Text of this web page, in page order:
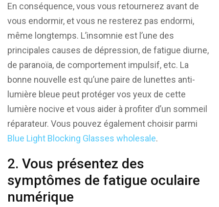
En conséquence, vous vous retournerez avant de
vous endormir, et vous ne resterez pas endormi,
même longtemps. L’insomnie est l’une des
principales causes de dépression, de fatigue diurne,
de paranoïa, de comportement impulsif, etc. La
bonne nouvelle est qu’une paire de lunettes anti-
lumière bleue peut protéger vos yeux de cette
lumière nocive et vous aider à profiter d’un sommeil
réparateur. Vous pouvez également choisir parmi
Blue Light Blocking Glasses wholesale.
2. Vous présentez des
symptômes de fatigue oculaire
numérique